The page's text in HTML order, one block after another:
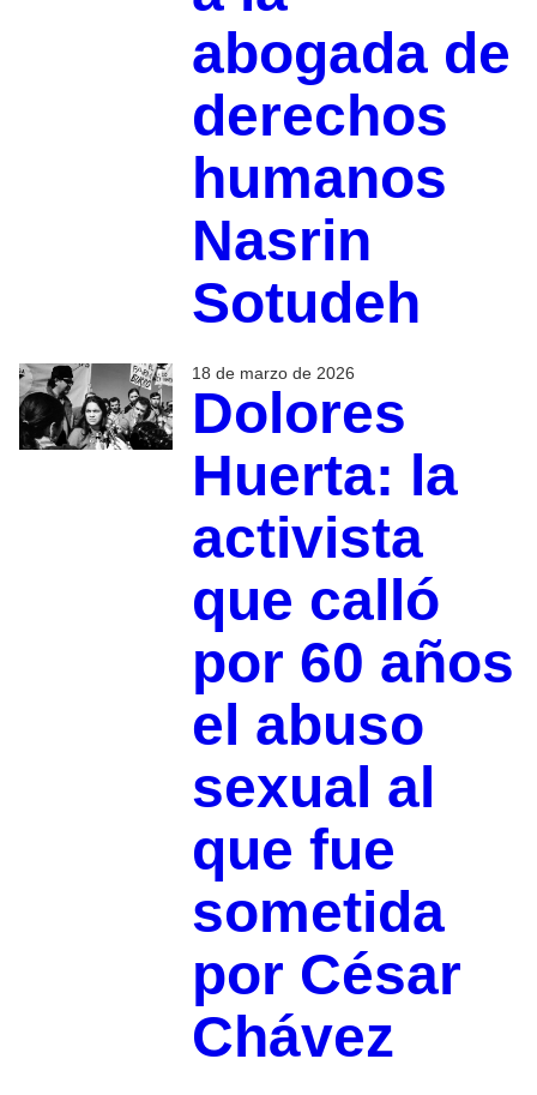
abogada de
derechos
humanos
Nasrin
Sotudeh
18 de marzo de 2026
Dolores
Huerta: la
activista
que calló
por 60 años
el abuso
sexual al
que fue
sometida
por César
Chávez